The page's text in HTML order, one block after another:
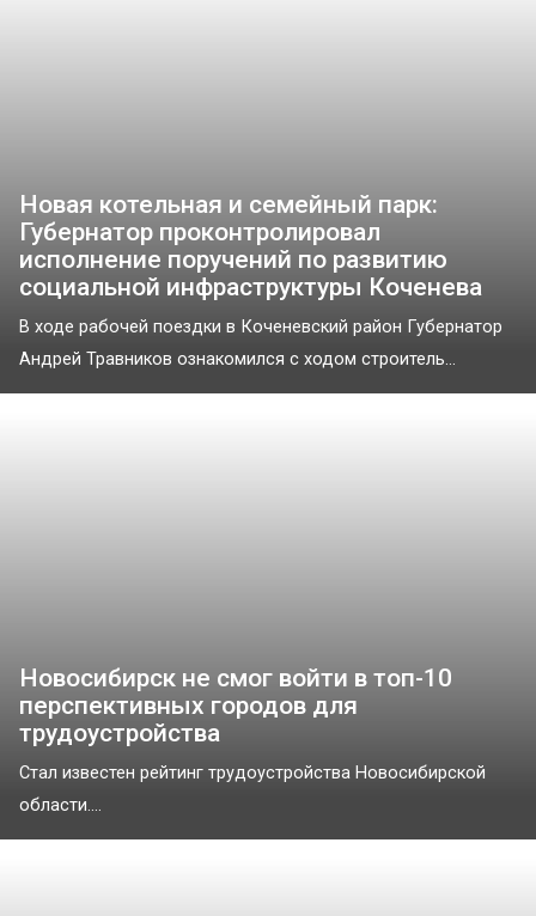
Новая котельная и семейный парк:
Губернатор проконтролировал
исполнение поручений по развитию
социальной инфраструктуры Коченева
В ходе рабочей поездки в Коченевский район Губернатор
Андрей Травников ознакомился с ходом строитель...
Новосибирск не смог войти в топ-10
перспективных городов для
трудоустройства
Стал известен рейтинг трудоустройства Новосибирской
области....